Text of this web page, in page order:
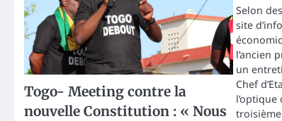
Togo- Meeting contre la
nouvelle Constitution : « Nous
Selon
site
l’ancien
un
Chef
l’optique